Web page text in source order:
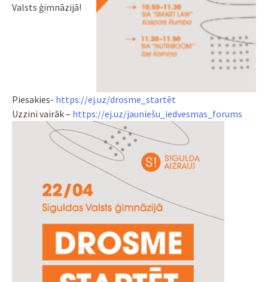
Valsts ģimnāzijā!
Piesakies- https://ej.uz/drosme_startēt
Uzzini vairāk – https://ej.uz/jauniešu_ iedvesmas_forums